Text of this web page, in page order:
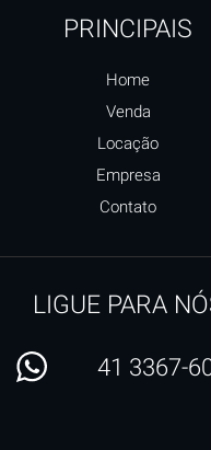
PRINCIPAIS
Home
Venda
Locação
Empresa
Contato
LIGUE PARA
41 3367-